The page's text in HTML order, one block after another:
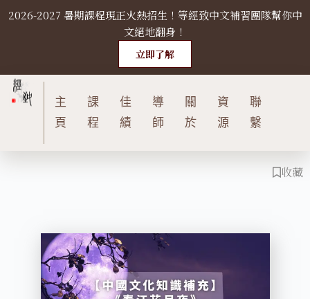
S
t
o
2026-2027 暑期課程現正火熱招生！等經致中文補習團隊幫你中
文絕地翻身！
立即了解
主
頁
課
程
佳
績
導
師
關
於
資
源
聯
繫
收藏